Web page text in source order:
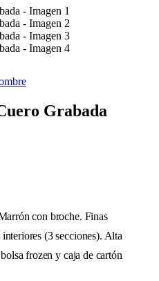
Grabada
con broche. Finas
(3 secciones). Alta
frozen y caja de cartón